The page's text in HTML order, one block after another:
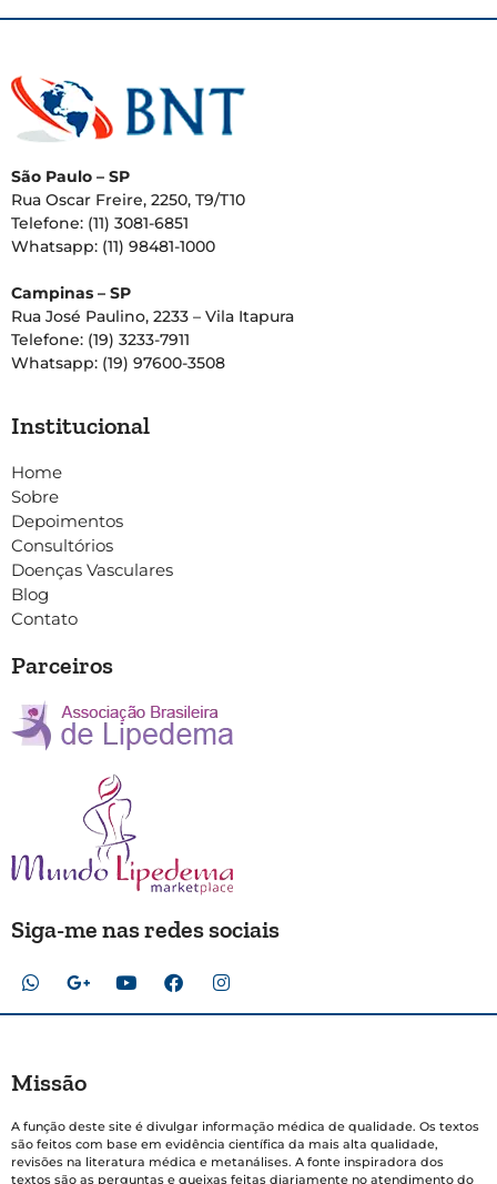
São Paulo – SP
Rua Oscar Freire, 2250, T9/T10
Telefone: (11) 3081-6851
Whatsapp: (11) 98481-1000
Campinas – SP
Rua José Paulino, 2233 – Vila Itapura
Telefone: (19) 3233-7911
Whatsapp: (19) 97600-3508
Institucional
Home
Sobre
Depoimentos
Consultórios
Doenças Vasculares
Blog
Contato
Parceiros
Siga-me nas redes sociais
Missão
A função deste site é divulgar informação médica de qualidade. Os textos
são feitos com base em evidência científica da mais alta qualidade,
revisões na literatura médica e metanálises. A fonte inspiradora dos
textos são as perguntas e queixas feitas diariamente no atendimento do